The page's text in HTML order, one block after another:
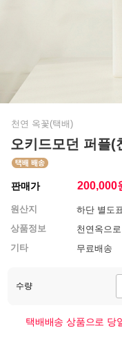
천연 옥꽃(택배)
오키드모던 퍼플(
판매가 200,000
원산지
하단 별도
상품정보
천연옥으
기타
무료배송
수량
택배배송 상품으로 당